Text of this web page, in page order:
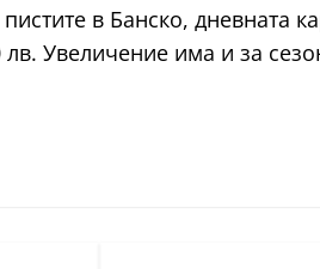
в Банско, дневната
Увеличение има и за